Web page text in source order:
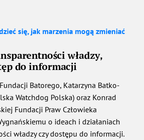
się, jak marzenia mogą zmieniać
władzy,
do informacji
Batorego, Katarzyna Batko-
Watchdog Polska) oraz Konrad
Fundacji Praw Człowieka
o ideach i działaniach
władzy czy dostępu do informacji.